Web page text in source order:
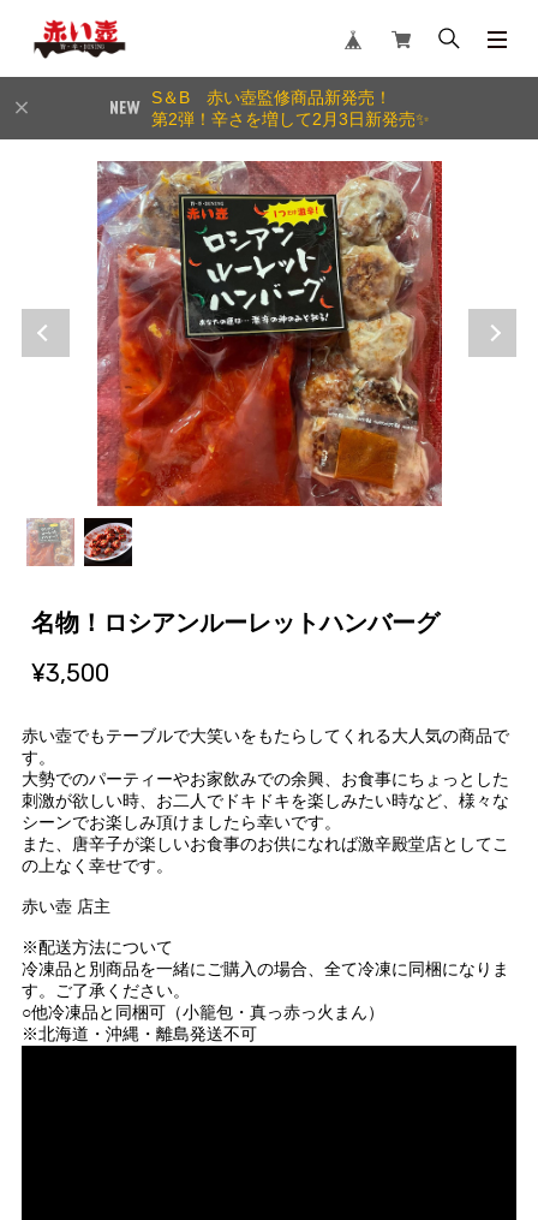
S＆B 赤い壺監修商品新発売！
第2弾！辛さを増して2月3日新発売✨
名物！ロシアンルーレットハンバーグ
¥3,500
赤い壺でもテーブルで大笑いをもたらしてくれる大人気の商品で
す。
大勢でのパーティーやお家飲みでの余興、お食事にちょっとした
刺激が欲しい時、お二人でドキドキを楽しみたい時など、様々な
シーンでお楽しみ頂けましたら幸いです。
また、唐辛子が楽しいお食事のお供になれば激辛殿堂店としてこ
の上なく幸せです。
赤い壺 店主
※配送方法について
冷凍品と別商品を一緒にご購入の場合、全て冷凍に同梱になりま
す。ご了承ください。
○他冷凍品と同梱可（小籠包・真っ赤っ火まん）
※北海道・沖縄・離島発送不可